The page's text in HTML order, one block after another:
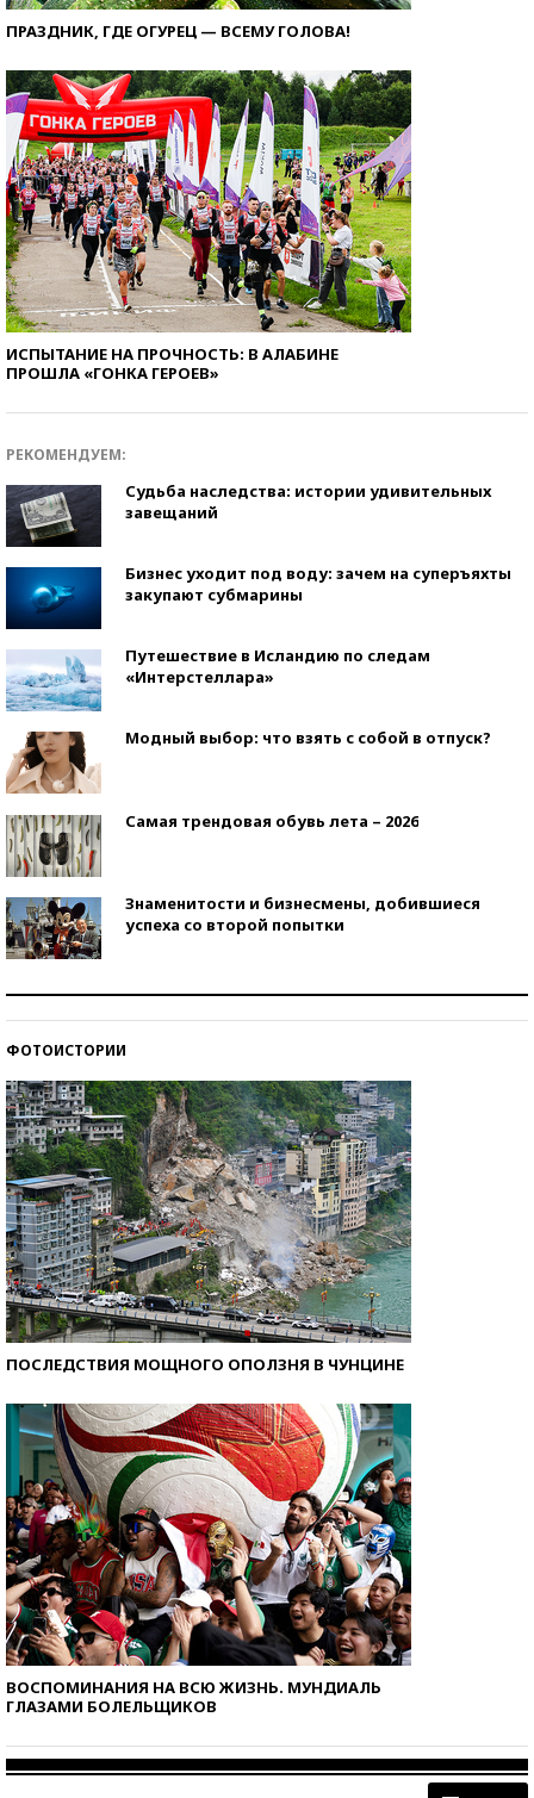
ПРАЗДНИК, ГДЕ ОГУРЕЦ — ВСЕМУ ГОЛОВА!
ИСПЫТАНИЕ НА ПРОЧНОСТЬ: В АЛАБИНЕ
ПРОШЛА «ГОНКА ГЕРОЕВ»
РЕКОМЕНДУЕМ:
Судьба наследства: истории удивительных
завещаний
Бизнес уходит под воду: зачем на суперъяхты
закупают субмарины
Путешествие в Исландию по следам
«Интерстеллара»
Модный выбор: что взять с собой в отпуск?
Самая трендовая обувь лета – 2026
Знаменитости и бизнесмены, добившиеся
успеха со второй попытки
ФОТОИСТОРИИ
ПОСЛЕДСТВИЯ МОЩНОГО ОПОЛЗНЯ В ЧУНЦИНЕ
ВОСПОМИНАНИЯ НА ВСЮ ЖИЗНЬ. МУНДИАЛЬ
ГЛАЗАМИ БОЛЕЛЬЩИКОВ